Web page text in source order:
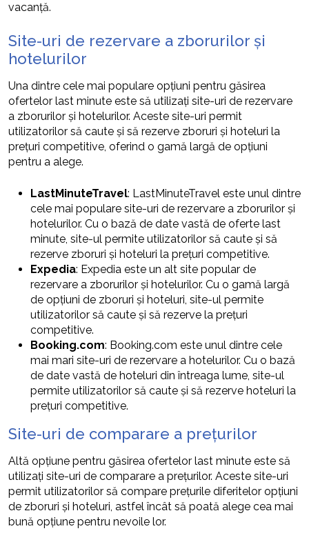
vacanță.
Site-uri de rezervare a zborurilor și
hotelurilor
Una dintre cele mai populare opțiuni pentru găsirea
ofertelor last minute este să utilizați site-uri de rezervare
a zborurilor și hotelurilor. Aceste site-uri permit
utilizatorilor să caute și să rezerve zboruri și hoteluri la
prețuri competitive, oferind o gamă largă de opțiuni
pentru a alege.
LastMinuteTravel: LastMinuteTravel este unul dintre
cele mai populare site-uri de rezervare a zborurilor și
hotelurilor. Cu o bază de date vastă de oferte last
minute, site-ul permite utilizatorilor să caute și să
rezerve zboruri și hoteluri la prețuri competitive.
Expedia: Expedia este un alt site popular de
rezervare a zborurilor și hotelurilor. Cu o gamă largă
de opțiuni de zboruri și hoteluri, site-ul permite
utilizatorilor să caute și să rezerve la prețuri
competitive.
Booking.com: Booking.com este unul dintre cele
mai mari site-uri de rezervare a hotelurilor. Cu o bază
de date vastă de hoteluri din întreaga lume, site-ul
permite utilizatorilor să caute și să rezerve hoteluri la
prețuri competitive.
Site-uri de comparare a prețurilor
Altă opțiune pentru găsirea ofertelor last minute este să
utilizați site-uri de comparare a prețurilor. Aceste site-uri
permit utilizatorilor să compare prețurile diferitelor opțiuni
de zboruri și hoteluri, astfel încât să poată alege cea mai
bună opțiune pentru nevoile lor.